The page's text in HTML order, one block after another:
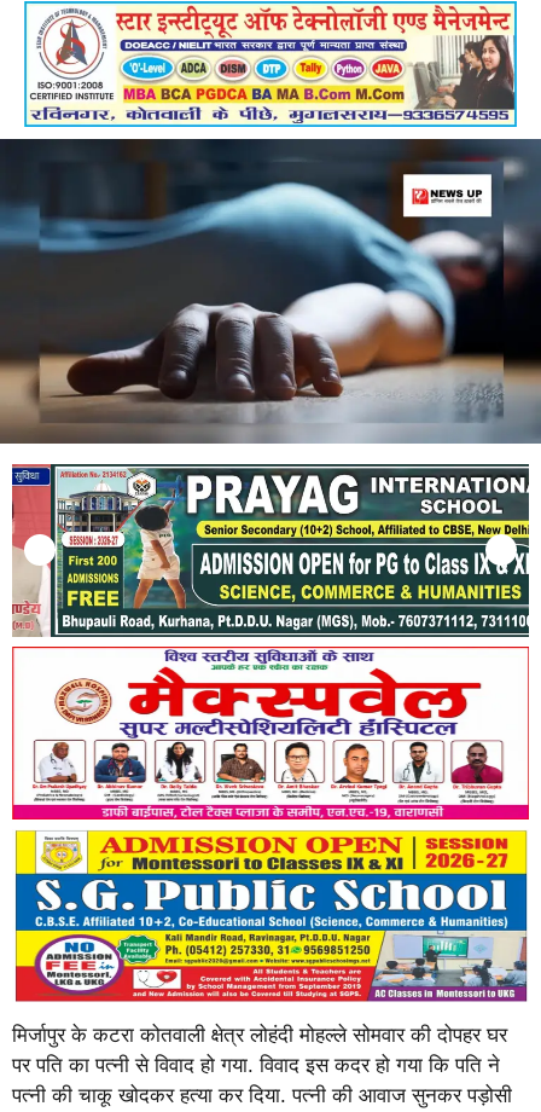
मिर्जापुर के कटरा कोतवाली क्षेत्र लोहंदी मोहल्ले सोमवार की दोपहर घर
पर पति का पत्नी से विवाद हो गया. विवाद इस कदर हो गया कि पति ने
पत्नी की चाकू खोदकर हत्या कर दिया. पत्नी की आवाज सुनकर पड़ोसी